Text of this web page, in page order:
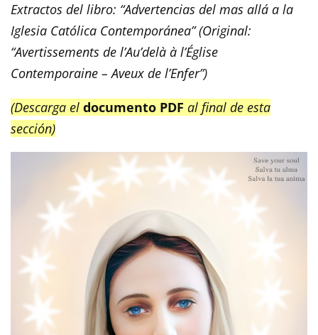
Extractos del libro: “Advertencias del mas allá a la
Iglesia Católica Contemporánea” (Original:
“Avertissements de l’Au’delà à l’Église
Contemporaine – Aveux de l’Enfer”)
(Descarga el documento PDF al final de esta
sección)